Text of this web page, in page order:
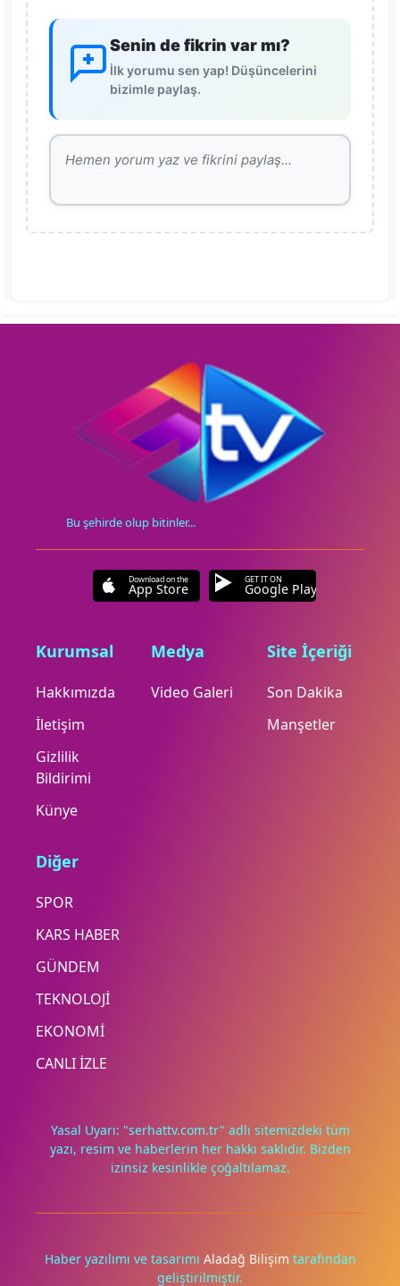
Deneyimini iyileştirmek ve içeriğimizi geliştirmek için çerezler
yalnızca onayınla.
Senin de fikrin var mı?
İlk yorumu sen yap! Düşüncelerini
bizimle paylaş.
Bu şehirde olup bitinler...
Download on the
App Store
GET IT ON
Google Play
Kurumsal
Hakkımızda
İletişim
Gizlilik
Bildirimi
Künye
Medya
Video Galeri
Site İçeriği
Son Dakika
Manşetler
Diğer
SPOR
KARS HABER
GÜNDEM
TEKNOLOJİ
EKONOMİ
CANLI İZLE
Yasal Uyarı: "serhattv.com.tr" adlı sitemizdeki tüm
yazı, resim ve haberlerin her hakkı saklıdır. Bizden
izinsiz kesinlikle çoğaltılamaz.
Haber yazılımı ve tasarımı Aladağ Bilişim tarafından
geliştirilmiştir.